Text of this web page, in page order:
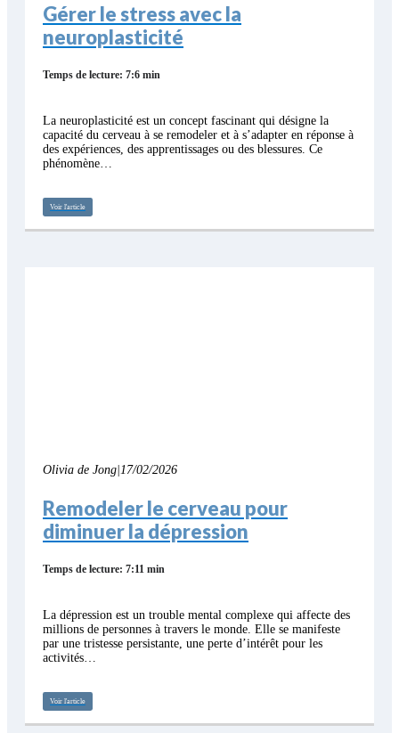
Gérer le stress avec la
neuroplasticité
Temps de lecture: 7:6 min
La neuroplasticité est un concept fascinant qui désigne la
capacité du cerveau à se remodeler et à s’adapter en réponse à
des expériences, des apprentissages ou des blessures. Ce
phénomène…
Voir l'article
Olivia de Jong 17/02/2026
Remodeler le cerveau pour
diminuer la dépression
Temps de lecture: 7:11 min
La dépression est un trouble mental complexe qui affecte des
millions de personnes à travers le monde. Elle se manifeste
par une tristesse persistante, une perte d’intérêt pour les
activités…
Voir l'article